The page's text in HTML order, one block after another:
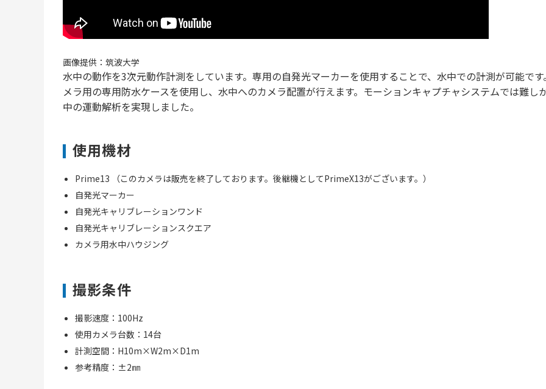
画像提供：筑波大学
水中の動作を3次元動作計測をしています。専用の自発光マーカーを使用することで、水中での計測が可能で
メラ用の専用防水ケースを使用し、水中へのカメラ配置が行えます。モーションキャプチャシステムでは難し
中の運動解析を実現しました。
使用機材
Prime13 （このカメラは販売を終了しております。後継機としてPrimeX13がございます。）
自発光マーカー
自発光キャリブレーションワンド
自発光キャリブレーションスクエア
カメラ用水中ハウジング
撮影条件
撮影速度：100Hz
使用カメラ台数：14台
計測空間：H10m×W2m×D1m
参考精度：±2㎜